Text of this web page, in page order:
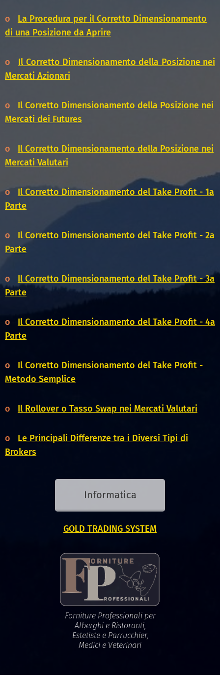
o
La Procedura per il Corretto Dimensionamento
di una Posizione da Aprire
o
Il Corretto Dimensionamento della Posizione nei
Mercati Azionari
o
Il Corretto Dimensionamento della Posizione nei
Mercati dei Futures
o
Il Corretto Dimensionamento della Posizione nei
Mercati Valutari
o
Il Corretto Dimensionamento del Take Profit - 1a
Parte
o
Il Corretto Dimensionamento del Take Profit - 2a
Parte
o
Il Corretto Dimensionamento del Take Profit - 3a
Parte
o
Il Corretto Dimensionamento del Take Profit - 4a
Parte
o
Il Corretto Dimensionamento del Take Profit -
Metodo Semplice
o Il Rollover o Tasso Swap nei Mercati Valutari
o
Le Principali Differenze tra i Diversi Tipi di
Brokers
Informatica
GOLD TRADING SYSTEM
Forniture Professionali per
Alberghi e Ristoranti,
Estetiste e Parrucchier,
Medici e Veterinari